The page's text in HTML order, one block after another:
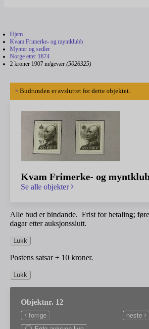
Hjem
Kvam Frimerke- og myntklubb
Mynter og sedler
Norge etter 1874
2 kroner 1907 m/gevær (5026325)
× Budrunden er avsluttet for dette objektet.
Kvam Frimerke- og
Se alle objekter
Alle bud er bindande. Frist for betaling;
dagar etter auksjonsslutt.
Lukk
Postens satsar + 10 kroner.
Lukk
Objektnr. 12
forrige
neste